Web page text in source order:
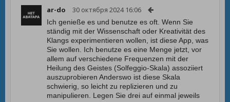
ar-do 30 октября 2024 16:06
Ich genieße es und benutze es oft. Wenn Sie
ständig mit der Wissenschaft oder Kreativität des
Klangs experimentieren wollen, ist diese App, was
Sie wollen. Ich benutze es eine Menge jetzt, vor
allem auf verschiedene Frequenzen mit der
Heilung des Geistes (Solfeggio-Skala) assoziiert
auszuprobieren Anderswo ist diese Skala
schwierig, so leicht zu replizieren und zu
manipulieren. Legen Sie drei auf einmal jeweils